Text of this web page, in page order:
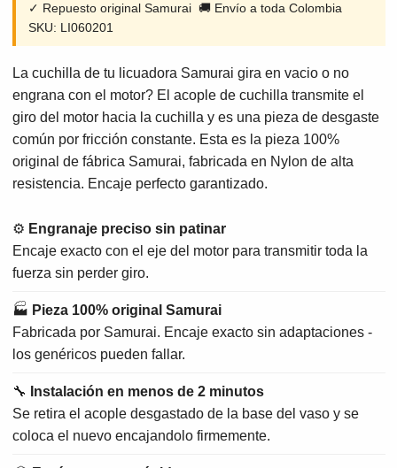
✓ Repuesto original Samurai 🚚 Envío a toda Colombia
SKU: LI060201
La cuchilla de tu licuadora Samurai gira en vacio o no
engrana con el motor? El acople de cuchilla transmite el
giro del motor hacia la cuchilla y es una pieza de desgaste
común por fricción constante. Esta es la pieza 100%
original de fábrica Samurai, fabricada en Nylon de alta
resistencia. Encaje perfecto garantizado.
⚙ Engranaje preciso sin patinar
Encaje exacto con el eje del motor para transmitir toda la
fuerza sin perder giro.
🏭 Pieza 100% original Samurai
Fabricada por Samurai. Encaje exacto sin adaptaciones -
los genéricos pueden fallar.
🔧
Instalación en menos de 2 minutos
Se retira el acople desgastado de la base del vaso y se
coloca el nuevo encajandolo firmemente.